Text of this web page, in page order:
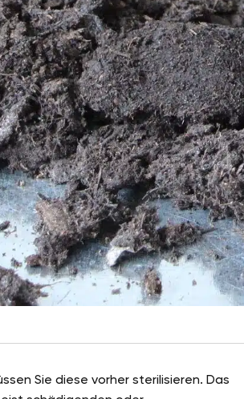
Sie diese vorher sterilisieren. Das